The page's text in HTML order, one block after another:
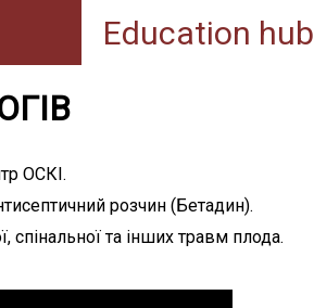
Education hub
ОСКІ.
розчин (Бетадин).
та інших травм плода.